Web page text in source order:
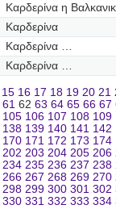
Καρδερίνα η
Καρδερίνα
Καρδερίνα …
Καρδερίνα …
15 16 17 18 19 20 21
61 62 63 64 65 66 67
105 106 107 108 109
138 139 140 141 142
170 171 172 173 174
202 203 204 205 206
234 235 236 237 238
266 267 268 269 270
298 299 300 301 302
330 331 332 333 334